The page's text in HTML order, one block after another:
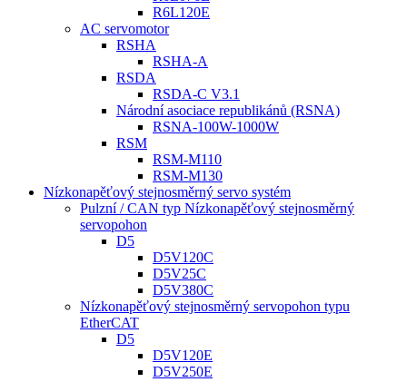
R6L120E
AC servomotor
RSHA
RSHA-A
RSDA
RSDA-C V3.1
Národní asociace republikánů (RSNA)
RSNA-100W-1000W
RSM
RSM-M110
RSM-M130
Nízkonapěťový stejnosměrný servo systém
Pulzní / CAN typ Nízkonapěťový stejnosměrný
servopohon
D5
D5V120C
D5V25C
D5V380C
Nízkonapěťový stejnosměrný servopohon typu
EtherCAT
D5
D5V120E
D5V250E